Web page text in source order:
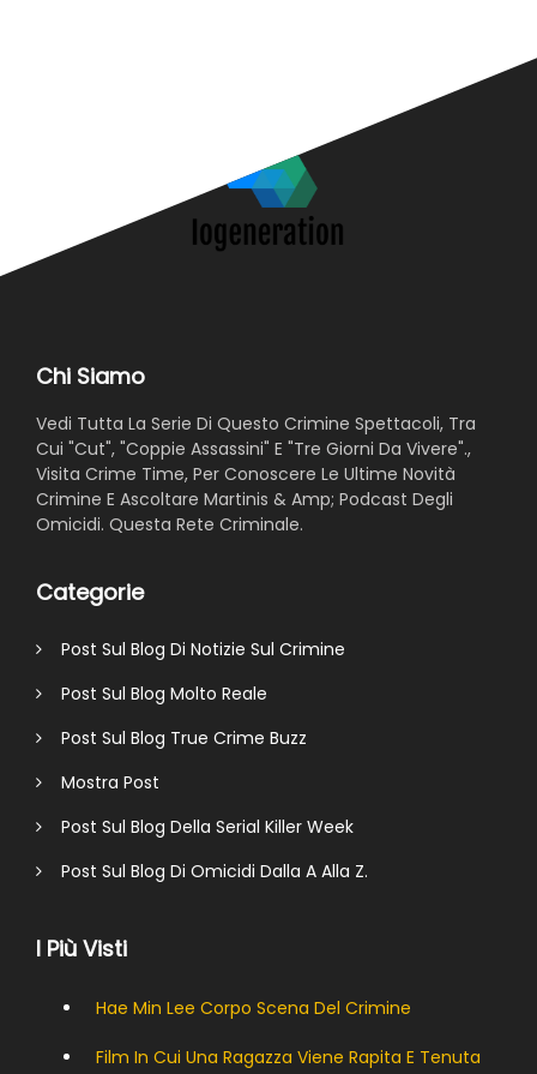
Chi Siamo
Vedi Tutta La Serie Di Questo Crimine Spettacoli, Tra
Cui "Cut", "Coppie Assassini" E "Tre Giorni Da Vivere".,
Visita Crime Time, Per Conoscere Le Ultime Novità
Crimine E Ascoltare Martinis & Amp; Podcast Degli
Omicidi. Questa Rete Criminale.
Categorie
Post Sul Blog Di Notizie Sul Crimine
Post Sul Blog Molto Reale
Post Sul Blog True Crime Buzz
Mostra Post
Post Sul Blog Della Serial Killer Week
Post Sul Blog Di Omicidi Dalla A Alla Z.
I Più Visti
Hae Min Lee Corpo Scena Del Crimine
Film In Cui Una Ragazza Viene Rapita E Tenuta